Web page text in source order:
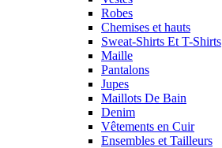
Robes
Chemises et hauts
Sweat-Shirts Et T-Shirts
Maille
Pantalons
Jupes
Maillots De Bain
Denim
Vêtements en Cuir
Ensembles et Tailleurs